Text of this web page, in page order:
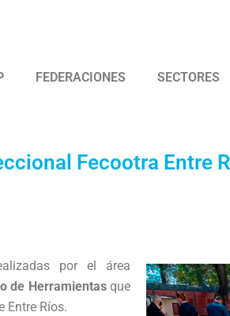
FEDERACIONES SECTORES
Fecootra Entre
por el área
de Herramientasque
Entre Ríos.